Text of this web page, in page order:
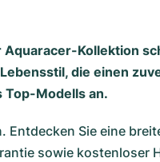
Kollektion
die einen
Modells an.
Entdecken Sie eine
sowie kostenloser